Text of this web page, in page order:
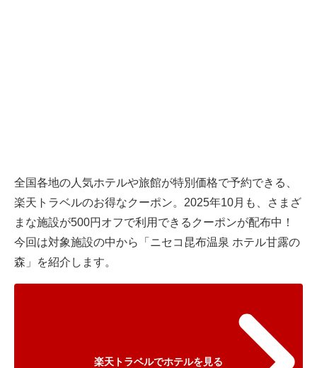
全国各地の人気ホテルや旅館が特別価格で予約できる、
楽天トラベルのお得なクーポン。2025年10月も、さまざ
まな施設が500円オフで利用できるクーポンが配布中！
今回は対象施設の中から「ニセコ昆布温泉 ホテル甘露の
森」を紹介します。
楽天トラベルでホテルを見る